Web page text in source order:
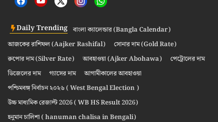
Daily Trending বাংলা ক্যালেন্ডার (Bangla Calendar)
আজকের রাশিফল (Aajker Rashifal)
সোনার দাম (Gold Rate)
রুপোর দাম (Silver Rate)
আবহাওয়া (Ajker Abohawa)
পেট্রোলের দাম
ডিজেলের দাম
গ্যাসের দাম
আগামীকালের আবহাওয়া
পশ্চিমবঙ্গ নির্বাচন ২০২৬ ( West Bengal Election )
উচ্চ মাধ্যমিক রেজাল্ট 2026 ( WB HS Result 2026)
হনুমান চালিশা ( hanuman chalisa in Bengali)